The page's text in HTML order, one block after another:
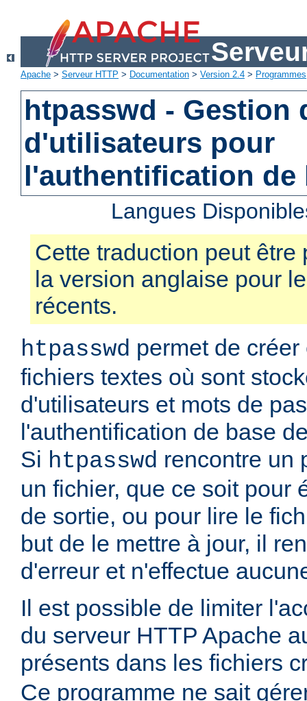
Apache > Serveur HTTP > Documentation > Version 2.4 > Programmes
htpasswd - Gestion
d'utilisateurs pour
l'authentification de
Langues
Cette traduction peut être
la version anglaise pour
récents.
htpasswd permet de
fichiers textes où sont
d'utilisateurs et mots de
l'authentification de base
Si htpasswd rencontre un
un fichier, que ce soit pour
de sortie, ou pour lire le
but de le mettre à jour, il
d'erreur et n'effectue
Il est possible de limiter
du serveur HTTP Apache
présents dans les fichiers
Ce programme ne sait